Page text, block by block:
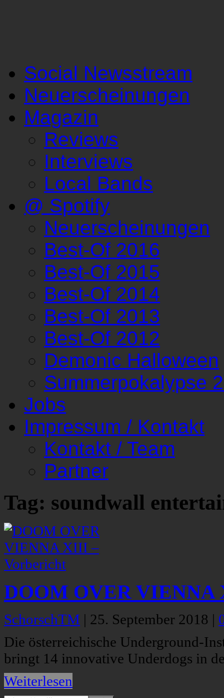
Social Newsstream
Neuerscheinungen
Magazin
Reviews
Interviews
Local Bands
@ Spotify
Neuerscheinungen
Best-Of 2016
Best-Of 2015
Best-Of 2014
Best-Of 2013
Best-Of 2012
Demonic Halloween
Summerpokalypse
Jobs
Impressum / Kontakt
Kontakt / Team
Partner
Tag: soundwall
DOOM OVER VIENNA
SchorschTM | 25. September 2018 |
Die österreichische Underground-
bringt 14 innovative Underdogs in
Weiterlesen